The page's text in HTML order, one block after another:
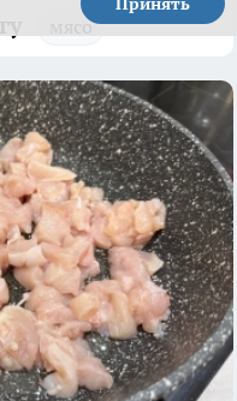
мясо